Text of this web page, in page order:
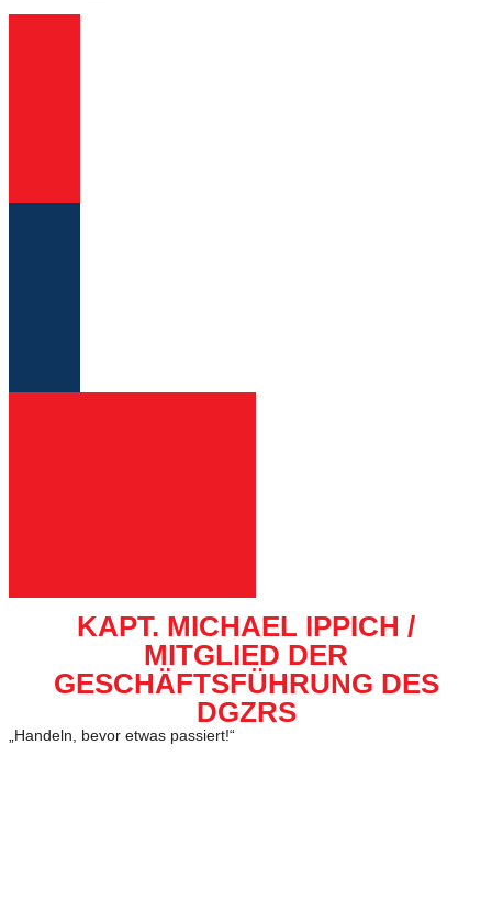
KAPT. MICHAEL IPPICH /
MITGLIED DER
GESCHÄFTSFÜHRUNG DES
DGZRS
„Handeln, bevor etwas passiert!“